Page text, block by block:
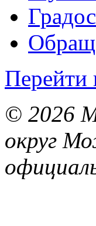
Перейти
© 2026
округ